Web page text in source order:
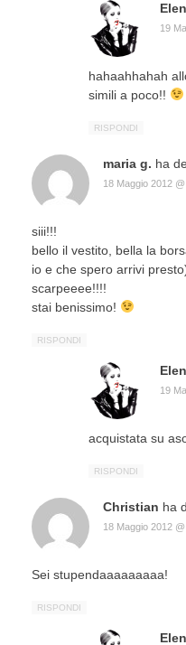
19
hahaahhahah
simili a poco!!
RISPONDI
maria g. ha
18 Maggio 2012
siii!!!
bello il vestito, bella la
io e che spero arrivi
scarpeeee!!!!
stai benissimo!
RISPONDI
19
acquistata su
RISPONDI
Christian ha
18 Maggio 2012
Sei stupendaaaaaaaaa!
RISPONDI